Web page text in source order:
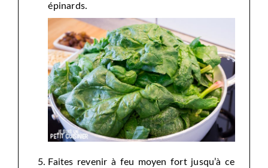
épinards.
Faites revenir à feu moyen fort jusqu’à ce